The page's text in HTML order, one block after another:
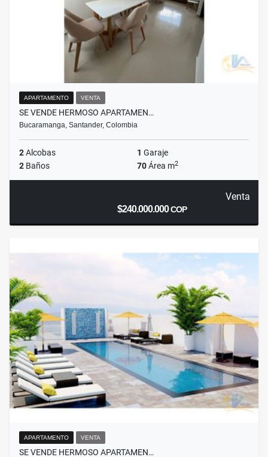
APARTAMENTO VENTA
SE VENDE HERMOSO APARTAMEN…
Bucaramanga, Santander, Colombia
2Alcobas 1 Garaje
2 Baños 70Área m2
Venta
$240.000.000COP
APARTAMENTO VENTA
SE VENDE HERMOSO APARTAMEN…